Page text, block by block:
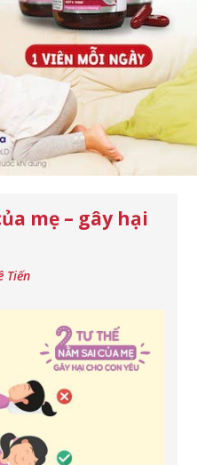
mẹ – gây hại
Tiến